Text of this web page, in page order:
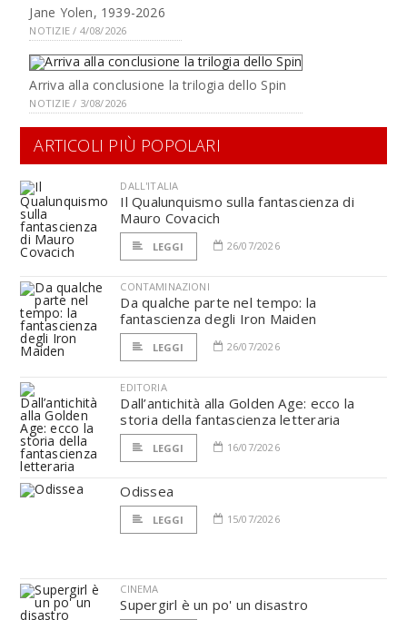
Jane Yolen, 1939-2026
NOTIZIE / 4/08/2026
Arriva alla conclusione la trilogia dello Spin
NOTIZIE / 3/08/2026
ARTICOLI PIÙ POPOLARI
DALL'ITALIA
Il Qualunquismo sulla fantascienza di
Mauro Covacich
LEGGI 26/07/2026
CONTAMINAZIONI
Da qualche parte nel tempo: la
fantascienza degli Iron Maiden
LEGGI 26/07/2026
EDITORIA
Dall’antichità alla Golden Age: ecco la
storia della fantascienza letteraria
LEGGI 16/07/2026
Odissea
LEGGI 15/07/2026
CINEMA
Supergirl è un po' un disastro